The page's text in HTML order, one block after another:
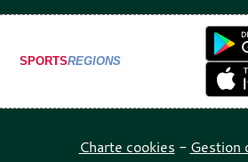
SPORTSREGIONS
Charte cookies Gestion